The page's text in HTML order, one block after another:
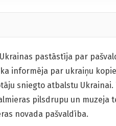
pastāstīja par
informēja par ukraiņu
sniegto atbalstu
pilsdrupu un
novada pašvaldība.